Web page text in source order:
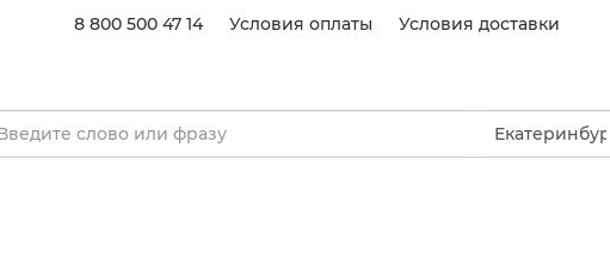
8 800 500 47 14 Условия оплаты Условия доставки